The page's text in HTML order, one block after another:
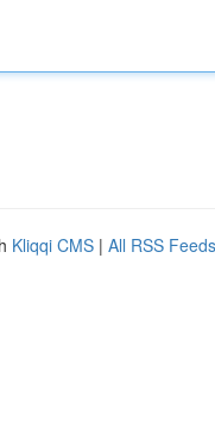
Kliqqi CMS | All RSS Feeds